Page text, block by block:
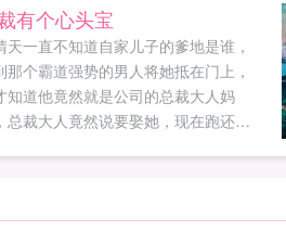
有个心头宝
天一直不知道自家儿子的爹地是谁，
那个霸道强势的男人将她抵在门上，
知道他竟然就是公司的总裁大人妈
总裁大人竟然说要娶她，现在跑还来